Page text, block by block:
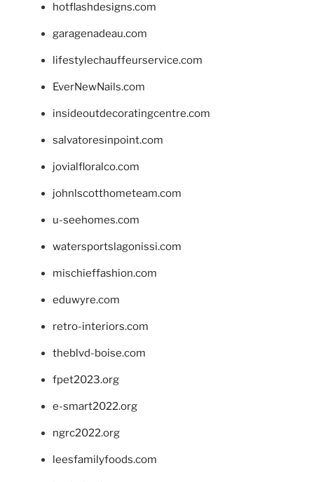
hotflashdesigns.com
garagenadeau.com
lifestylechauffeurservice.com
EverNewNails.com
insideoutdecoratingcentre.com
salvatoresinpoint.com
jovialfloralco.com
johnlscotthometeam.com
u-seehomes.com
watersportslagonissi.com
mischieffashion.com
eduwyre.com
retro-interiors.com
theblvd-boise.com
fpet2023.org
e-smart2022.org
ngrc2022.org
leesfamilyfoods.com